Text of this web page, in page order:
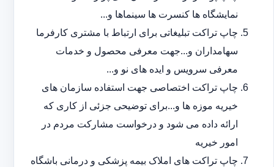
نمایشگاه ها کنسرت ها سینماها و...
چاپ تراکت تبلیغاتی برای ارتباط با مشتری کارفرما
سهامداران و...جهت معرفی محصول و خدمات
معرفی سرویس و ایده های نو و...
چاپ تراکت اختصاصی جهت استفاده سازمان های
خیریه موزه ها و...برای توضیحی جزئی از کاری که
ارائه داده می شود و درخواست مشارکت مردم در
امور خیریه
چاپ تراکت های املاک بیمه پزشکی و درمانی باشگاه